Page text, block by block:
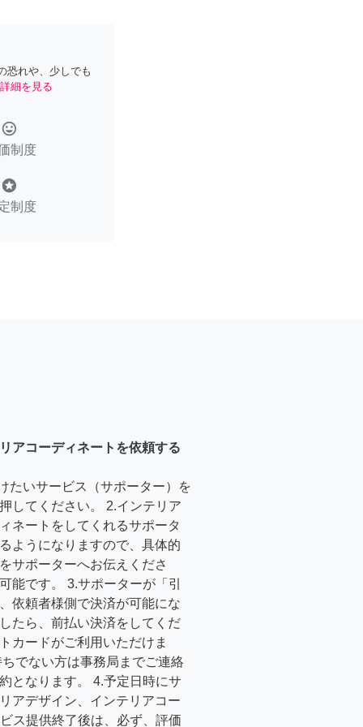
恐れや、少しでも
詳細を見る
tag_faces
制度
stars
制度
アコーディネートを依頼する
たいサービス（サポーター）を
してください。 2.インテリア
ネートをしてくれるサポータ
ようになりますので、具体的
サポーターへお伝えくださ
能です。 3.サポーターが「引
依頼者様側で決済が可能にな
たら、前払い決済をしてくだ
カードがご利用いただけま
でない方は事務局までご連絡
となります。 4.予定日時にサ
アデザイン、インテリアコー
ス提供終了後は、必ず、評価